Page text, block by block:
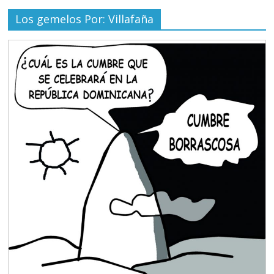
Los gemelos Por: Villafaña